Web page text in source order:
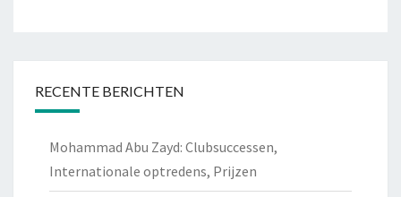
RECENTE BERICHTEN
Mohammad Abu Zayd: Clubsuccessen,
Internationale optredens, Prijzen